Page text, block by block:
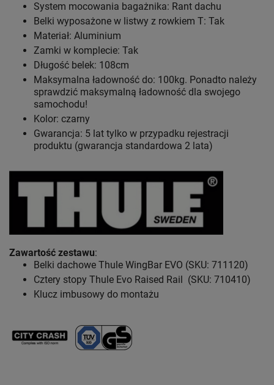
System mocowania bagażnika: Rant dachu
Belki wyposażone w listwy z rowkiem T: Tak
Materiał: Aluminium
Zamki w komplecie: Tak
Długość belek: 108cm
Maksymalna ładowność do: 100kg. Ponadto należy
sprawdzić maksymalną ładowność dla swojego
samochodu!
Kolor: czarny
Gwarancja: 5 lat tylko w przypadku rejestracji
produktu (gwarancja standardowa 2 lata)
Zawartość zestawu:
Belki dachowe Thule WingBar EVO (SKU: 711120)
Cztery stopy Thule Evo Raised Rail (SKU: 710410)
Klucz imbusowy do montażu